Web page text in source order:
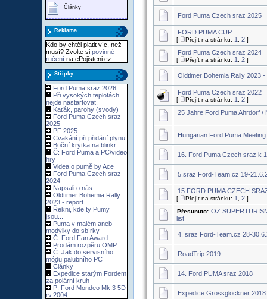
Články
Reklama
Kdo by chtěl platit víc, než
musí? Zvolte si povinné
ručení na ePojisteni.cz.
Střípky
Ford Puma sraz 2026
Při vysokých teplotách
nejde nastartovat.
Kaťák, parohy (svody)
Ford Puma Czech sraz
2025
PF 2025
Cvakání při přidání plynu
Boční krytka na blinkr
Č: Ford Puma a PC/video
hry
Videa o pumě by Ace
Ford Puma Czech sraz
2024
Napsali o nás...
Oldtimer Bohemia Rally
2023 - report
Řekni, kde ty Pumy
jsou...
Puma v malém aneb
modýlky do sbírky
Č: Ford Fan Award
Prodám rozpěru OMP
Č: Jak do servisního
módu palubního PC
Články
Expedice starým Fordem
za polární kruh
P: Ford Mondeo Mk.3 5D
rv.2004
Ford Puma Czech sraz 2025
FORD PUMA CUP
[ Přejít na stránku: 1 2 ]
Ford Puma Czech sraz 2024
[ Přejít na stránku: 1 2 ]
Oldtimer Bohemia Rally 2023 -
Ford Puma Czech sraz 2022
[ Přejít na stránku: 1 2 ]
25 Jahre Ford Puma Ahrdorf /
Hungarian Ford Puma
16. Ford Puma Czech sraz k
5.sraz Ford-Team.cz 19-
15.FORD PUMA CZECH
[ Přejít na stránku: 1 2 ]
Přesunuto: OZ
list
4. sraz Ford-Team.cz 28-
RoadTrip 2019
14. Ford PUMA sraz 2018
Expedice Grossglockner 2018